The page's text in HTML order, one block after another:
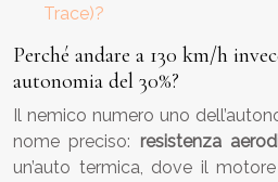
Trace)?
Perché andare a 130 km/h
autonomia del 30%?
Il nemico numero uno
nome preciso: resistenza
un’auto termica, dove il